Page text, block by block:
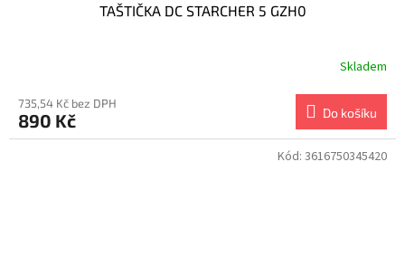
TAŠTIČKA DC STARCHER 5 GZH0
Skladem
735,54 Kč bez DPH
890 Kč Do košíku
Kód: 3616750345420